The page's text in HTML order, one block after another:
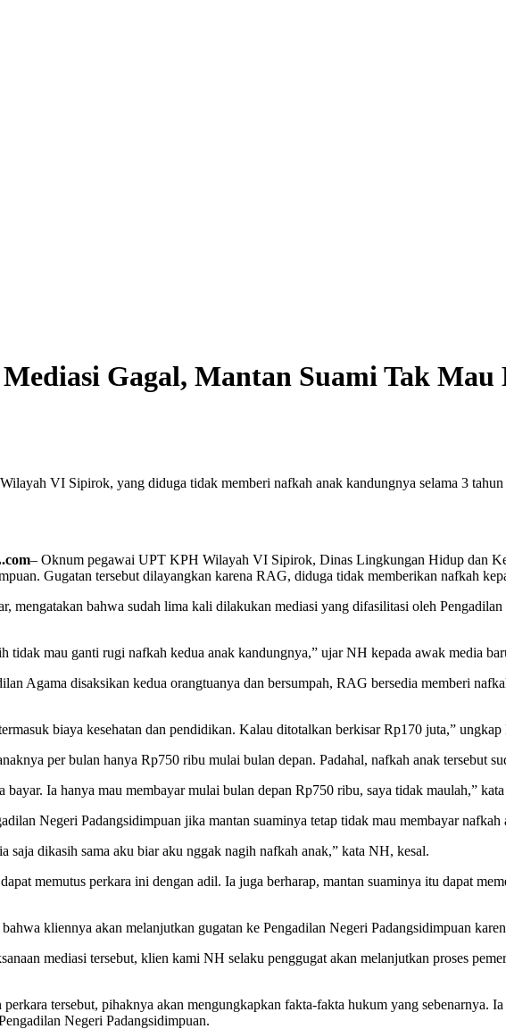
Gagal, Mantan Suami Tak
VI Sipirok, yang diduga tidak memberi nafkah anak kandungnya selama 3
– Oknum pegawai UPT KPH Wilayah VI Sipirok, Dinas Lingkungan Hidup dan
Gugatan tersebut dilayangkan karena RAG, diduga tidak memberikan nafkah
bahwa sudah lima kali dilakukan mediasi yang difasilitasi oleh
tidak mau ganti rugi nafkah kedua anak kandungnya,” ujar NH kepada awak media
Agama disaksikan kedua orangtuanya dan bersumpah, RAG bersedia memberi
biaya kesehatan dan pendidikan. Kalau ditotalkan berkisar Rp170 juta,”
per bulan hanya Rp750 ribu mulai bulan depan. Padahal, nafkah anak tersebut
Ia hanya mau membayar mulai bulan depan Rp750 ribu, saya tidak maulah,”
Negeri Padangsidimpuan jika mantan suaminya tetap tidak mau membayar nafkah
saja dikasih sama aku biar aku nggak nagih nafkah anak,” kata NH, kesal.
memutus perkara ini dengan adil. Ia juga berharap, mantan suaminya itu dapat
kliennya akan melanjutkan gugatan ke Pengadilan Negeri Padangsidimpuan
mediasi tersebut, klien kami NH selaku penggugat akan melanjutkan proses
tersebut, pihaknya akan mengungkapkan fakta-fakta hukum yang sebenarnya.
Negeri Padangsidimpuan.